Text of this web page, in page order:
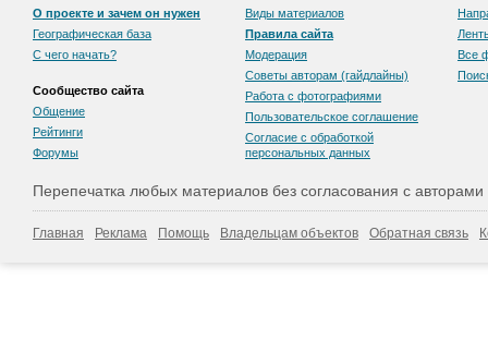
О проекте и зачем он нужен
Географическая база
С чего начать?
Сообщество сайта
Общение
Рейтинги
Форумы
Виды материалов
Правила сайта
Модерация
Советы авторам (гайдлайны)
Работа с фотографиями
Пользовательскоe соглашение
Согласие с обработкой
персональных данных
Все
Перепечатка любых материалов без согласования с
Главная Реклама Помощь Владельцам объектов Обратная связь